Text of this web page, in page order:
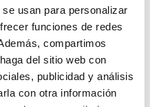
usan para personalizar
funciones de redes
compartimos
del sitio web con
publicidad y análisis
con otra información